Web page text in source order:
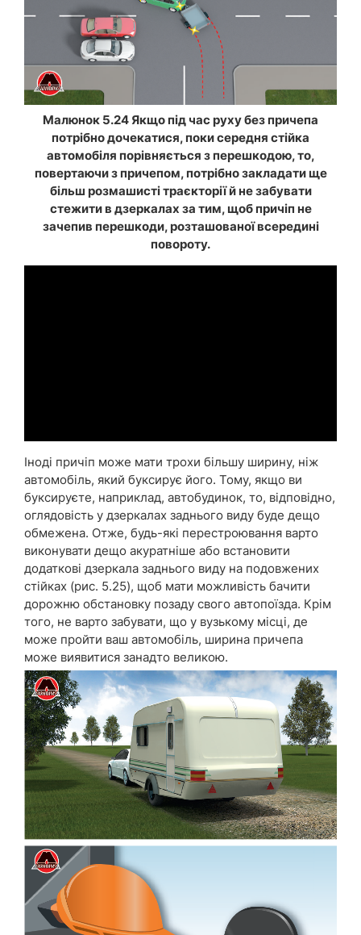
Малюнок 5.24 Якщо під час руху без причепа
потрібно дочекатися, поки середня стійка
автомобіля порівняється з перешкодою, то,
повертаючи з причепом, потрібно закладати ще
більш розмашисті траєкторії й не забувати
стежити в дзеркалах за тим, щоб причіп не
зачепив перешкоди, розташованої всередині
повороту.
Іноді причіп може мати трохи більшу ширину, ніж
автомобіль, який буксирує його. Тому, якщо ви
буксируєте, наприклад, автобудинок, то, відповідно,
оглядовість у дзеркалах заднього виду буде дещо
обмежена. Отже, будь-які перестроювання варто
виконувати дещо акуратніше або встановити
додаткові дзеркала заднього виду на подовжених
стійках (рис. 5.25), щоб мати можливість бачити
дорожню обстановку позаду свого автопоїзда. Крім
того, не варто забувати, що у вузькому місці, де
може пройти ваш автомобіль, ширина причепа
може виявитися занадто великою.